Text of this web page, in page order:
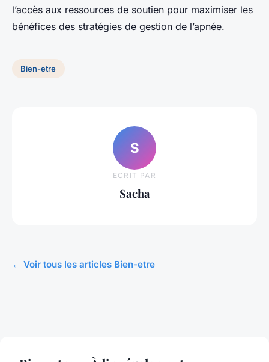
l’accès aux ressources de soutien pour maximiser les
bénéfices des stratégies de gestion de l’apnée.
Bien-etre
S
ECRIT PAR
Sacha
← Voir tous les articles Bien-etre